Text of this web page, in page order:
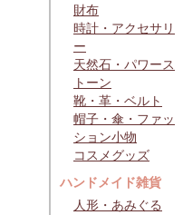
財布
時計・アクセサリ
ー
天然石・パワース
トーン
靴・革・ベルト
帽子・傘・ファッ
ション小物
コスメグッズ
ハンドメイド雑貨
人形・あみぐる